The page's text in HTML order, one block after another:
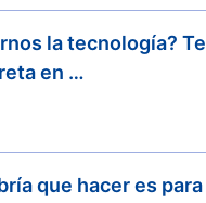
la tecnología? Te
en …
que hacer es para